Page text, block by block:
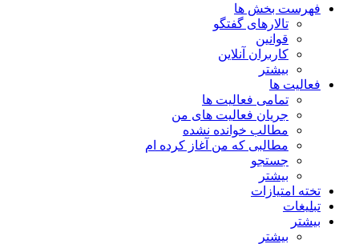
فهرست بخش ها
تالارهای گفتگو
قوانین
کاربران آنلاین
بیشتر
فعالیت ها
تمامی فعالیت ها
جریان فعالیت های من
مطالب خوانده نشده
مطالبی که من آغاز کرده ام
جستجو
بیشتر
تخته امتیازات
تبلیغات
بیشتر
بیشتر